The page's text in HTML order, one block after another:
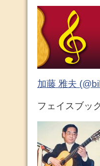
加藤 雅夫
フェイスブッ